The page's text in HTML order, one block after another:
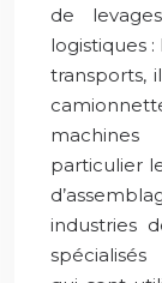
de
logistiques
transports,
particulier
industries